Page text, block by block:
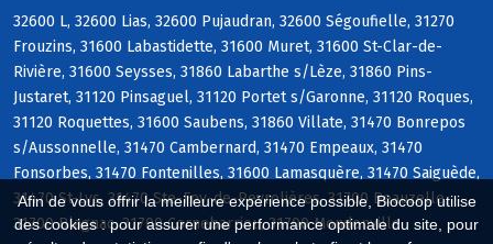
Afin de vous offrir la meilleure expérience possible, Biocoop utilise
des cookies : pour assurer une performance optimale du site, pour
32600 L, 32600 Lias, 32600 Pujaudran, 32600 Ségoufielle, 31270
Frouzins, 31600 Labastidette, 31600 Muret, 31600 St-Clar-de-
Rivière, 31600 Seysses, 31860 Labarthe s/Lèze, 31860 Pins-
Justaret, 31120 Pinsaguel, 31120 Portet s/Garonne, 31120 Roques,
31120 Roquettes, 31600 Saubens, 31860 Villate, 31470 Bonrepos
s/Aussonnelle, 31470 Cambernard, 31470 Empeaux, 31470
Fonsorbes, 31470 Fontenilles, 31600 Lamasquère, 31470 Saiguède,
31470 St-Lys, 31470 Ste-Foy-de-Peyrolières, 31700 Beauzelle,
31700 Blagnac, 31700 Cornebarrieu, 31700 Mondonville